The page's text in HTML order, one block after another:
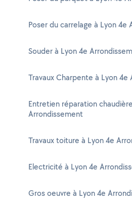
Poser du carrelage à Lyon 4e
Souder à Lyon 4e
Travaux Charpente à Lyon
Entretien réparation
Arrondissement
Travaux toiture à Lyon 4e
Electricité à Lyon 4e
Gros oeuvre à Lyon 4e